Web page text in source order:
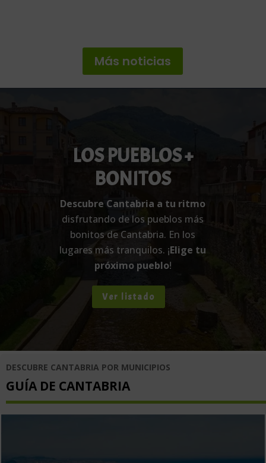
Más noticias
BONITOS
Descubre Cantabria a tu ritmo
disfrutando de los pueblos más
bonitos de Cantabria. En los
lugares más tranquilos. ¡Elige tu
próximo pueblo!
DESCUBRE CANTABRIA POR MUNICIPIOS
GUÍA DE CANTABRIA